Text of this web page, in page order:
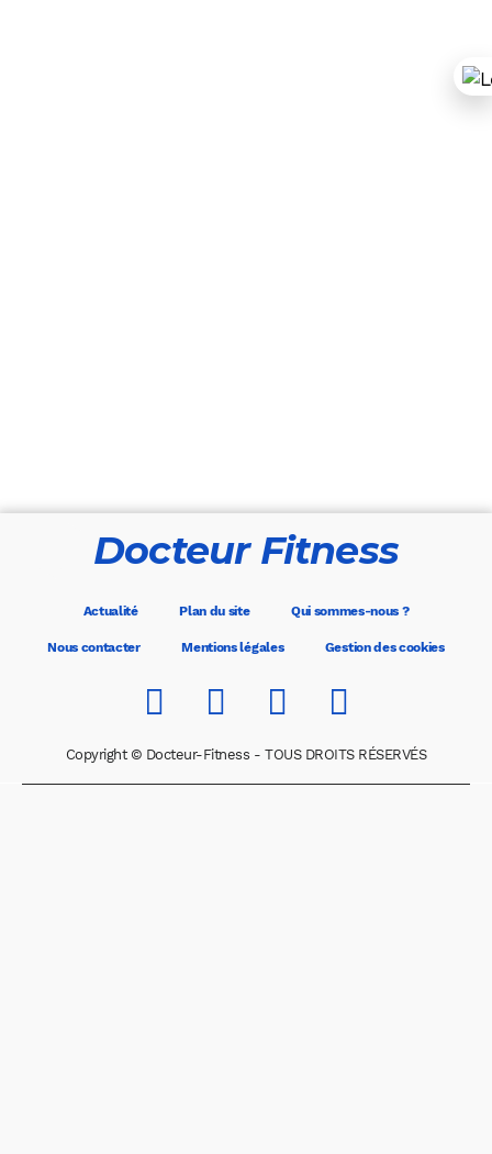
Docteur Fitness
Actualité Plan du site Qui sommes-nous ?
Nous contacter Mentions légales Gestion des cookies
Copyright © Docteur-Fitness - TOUS DROITS RÉSERVÉS